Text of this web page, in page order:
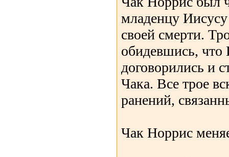
младенцу
своей смерти.
обидевшись, что
договорились и
Чака. Все трое
ранений,
Чак Норрис